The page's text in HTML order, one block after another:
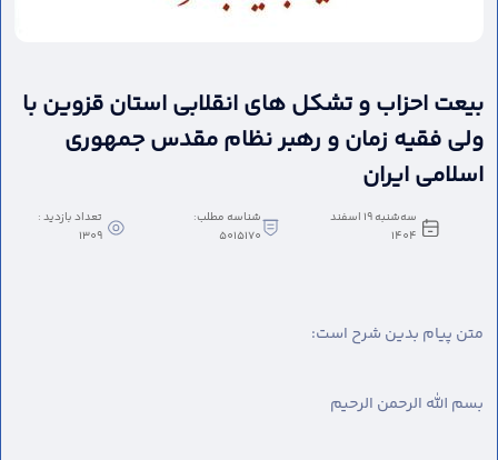
بیعت احزاب و تشکل های انقلابی استان قزوین با
ولی فقیه زمان و رهبر نظام مقدس جمهوری
اسلامی ایران
سه‌شنبه 19 اسفند
1404
شناسه مطلب:
5015170
تعداد بازدید :
1309
متن پیام بدین شرح است:
بسم الله الرحمن الرحیم